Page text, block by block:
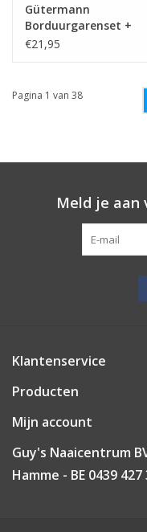
Gütermann
Borduurgarenset +
Tear easy 2
€21,95
Pagina 1 van 38
Meld je aan
Klantenservice
Producten
Mijn account
Guy's Naaicentrum
Hamme - BE 0439 427